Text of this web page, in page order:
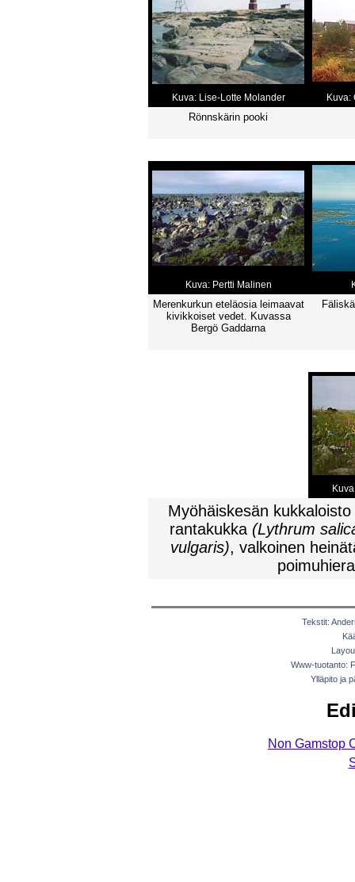
Kuva: Lise-Lotte Molander Kuva:
Rönnskärin pooki
Kuva: Pertti Malinen
Merenkurkun eteläosia leimaavat
kivikkoiset vedet. Kuvassa
Bergö Gaddarna
Myöhäiskesän
rantakukka (Lythrum
vulgaris), valkoinen
Tekstit:
Www-tuotanto:
Ylläpito ja
Non Gamstop